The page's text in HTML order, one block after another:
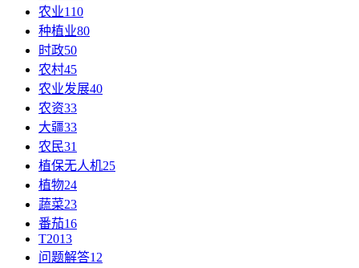
农业110
种植业80
时政50
农村45
农业发展40
农资33
大疆33
农民31
植保无人机25
植物24
蔬菜23
番茄16
T2013
问题解答12